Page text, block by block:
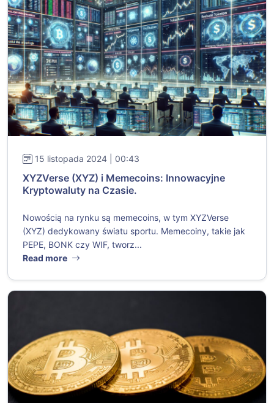
15 listopada 2024 | 00:43
XYZVerse (XYZ) i Memecoins: Innowacyjne
Kryptowaluty na Czasie.
Nowością na rynku są memecoins, w tym XYZVerse
(XYZ) dedykowany światu sportu. Memecoiny, takie jak
PEPE, BONK czy WIF, tworz...
Read more